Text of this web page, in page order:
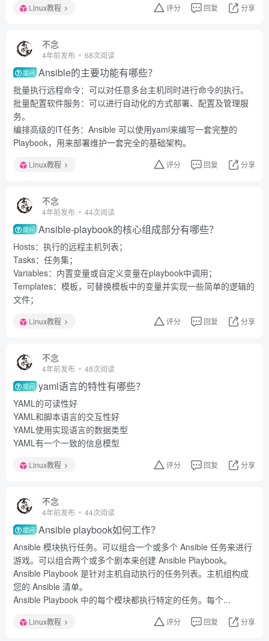
Linux教程 评分 回复 分享
不念
4年前发布 68次阅读
提问 Ansible的主要功能有哪些？
批量执行远程命令：可以对任意多台主机同时进行命令的执行。
批量配置软件服务：可以进行自动化的方式部署、配置及管理服
务。
编排高级的IT任务：Ansible 可以使用yaml来编写一套完整的
Playbook，用来部署维护一套完全的基础架构。
Linux教程 评分 回复 分享
不念
4年前发布 44次阅读
提问 Ansible-playbook的核心组成部分有哪些？
Hosts：执行的远程主机列表；
Tasks：任务集；
Variables：内置变量或自定义变量在playbook中调用；
Templates：模板，可替换模板中的变量并实现一些简单的逻辑的
文件；
Linux教程 评分 回复 分享
不念
4年前发布 48次阅读
提问 yaml语言的特性有哪些？
YAML的可读性好
YAML和脚本语言的交互性好
YAML使用实现语言的数据类型
YAML有一个一致的信息模型
Linux教程 评分 回复 分享
不念
4年前发布 44次阅读
提问 Ansible playbook如何工作？
Ansible 模块执行任务。可以组合一个或多个 Ansible 任务来进行
游戏。可以组合两个或多个剧本来创建 Ansible Playbook。
Ansible Playbook 是针对主机自动执行的任务列表。主机组构成
您的 Ansible 清单。
Ansible Playbook 中的每个模块都执行特定的任务。每个...
Linux教程 评分 回复 分享